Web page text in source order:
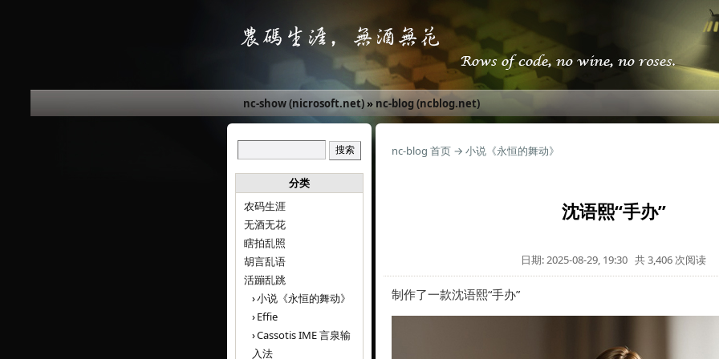
nc-show (nicrosoft.net)» nc-blog (ncblog.net)
分类
农码生涯
无酒无花
瞎拍乱照
胡言乱语
活蹦乱跳
小说《永恒的舞动》
Effie
Cassotis IME 言泉输
入法
nc-blog 首页 → 小说《永恒的舞动》
沈语熙“手办”
日期: 2025-08-29, 19:30 共 3,406 次阅读
制作了一款沈语熙“手办”